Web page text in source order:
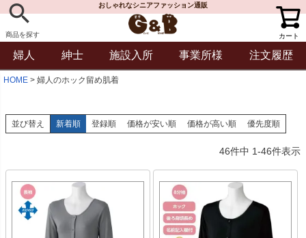
商品を探す
おしゃれなシニアファッション通販
カート
婦人 紳士 施設入所 事業所様 注文履歴
HOME 婦人のホック留め肌着
並び替え 新着順 登録順 価格が安い順 価格が高い順 優先度順
46件中 1-46件表示